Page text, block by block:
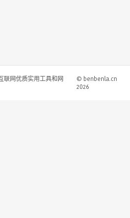
联网优质实用工具和网
© benbenla.cn
2026